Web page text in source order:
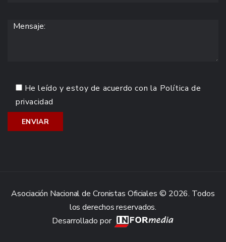
He leído y estoy de acuerdo con la Política de
privacidad
Asociación Nacional de Cronistas Oficiales © 2026. Todos
los derechos reservados.
Desarrollado por